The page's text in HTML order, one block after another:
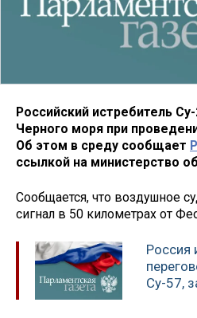
Российский истребитель
Черного моря при
Об этом в среду сообщает
ссылкой на министерство
Сообщается, что воздушное
сигнал в 50 километрах от
Россия
Су-57,